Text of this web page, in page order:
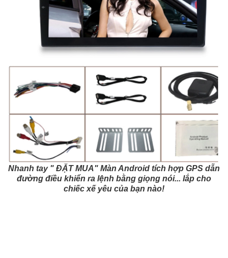
Nhanh tay " ĐẶT MUA" Màn Android tích hợp GPS dẫn
đường điều khiển ra lệnh bằng giọng nói... lắp cho
chiếc xế yêu của bạn nào!